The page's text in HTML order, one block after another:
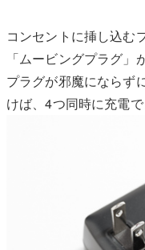
コンセントに挿し込む
「ムービングプラグ」
プラグが邪魔にならず
けば、4つ同時に充電